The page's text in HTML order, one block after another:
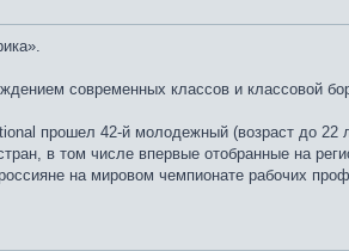
современных классов и классовой
прошел 42-й молодежный (возраст до
в том числе впервые отобранные на
на мировом чемпионате рабочих